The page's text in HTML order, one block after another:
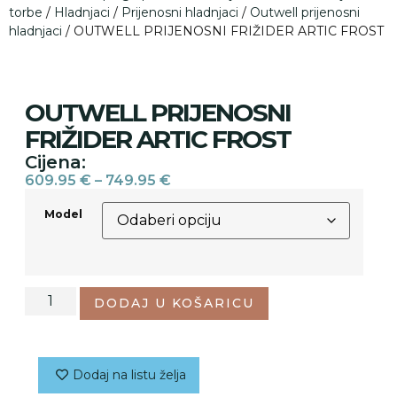
torbe / Hladnjaci / Prijenosni hladnjaci / Outwell prijenosni
hladnjaci / OUTWELL PRIJENOSNI FRIŽIDER ARTIC FROST
OUTWELL PRIJENOSNI
FRIŽIDER ARTIC FROST
Cijena:
609.95 € – 749.95 €
Model
DODAJ U KOŠARICU
Dodaj na listu želja